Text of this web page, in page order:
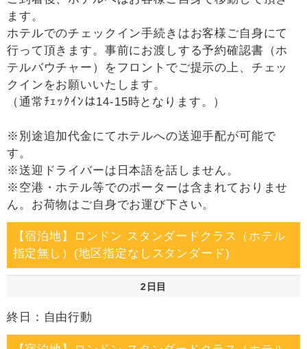
ます。
ホテルでのチェックイン手続きはお客様ご自身にて
行って頂きます。事前にお渡しする予約確認書（ホ
テルバウチャー）をフロントでご提示の上、チェッ
クインをお願いいたします。
（通常ﾁｪｯｸｲﾝは14-15時となります。）
※別途追加代金にてホテルへの送迎手配が可能で
す。
※送迎ドライバーは日本語を話しません。
※空港・ホテル等でのポーターは含まれておりませ
ん。お荷物はご自身でお運び下さい。
【宿泊地】ロンドン スタンダードクラス（ホテル
指定無し）(地区指定なしスタンダード)
2日目
終日：自由行動